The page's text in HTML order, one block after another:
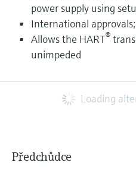
power supply using
International
Allows the HART®
unimpeded
Loading
Předchůdce